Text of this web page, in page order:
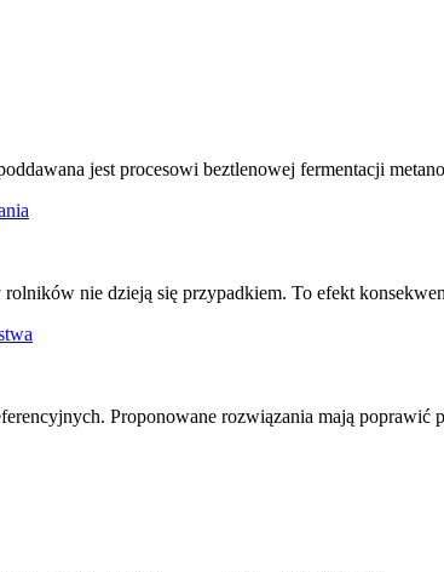
jest procesowi beztlenowej fermentacji
nie dzieją się przypadkiem. To efekt
Proponowane rozwiązania mają poprawić